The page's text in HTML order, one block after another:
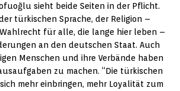
sieht beide Seiten in der Pflicht.
türkischen Sprache, der Religion –
für alle, die lange hier leben –
an den deutschen Staat. Auch
Menschen und ihre Verbände haben
zu machen. “Die türkischen
mehr einbringen, mehr Loyalität zum